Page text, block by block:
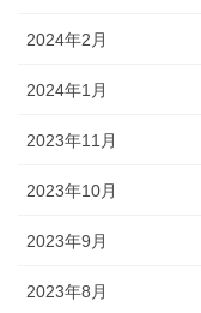
2024年2月
2024年1月
2023年11月
2023年10月
2023年9月
2023年8月